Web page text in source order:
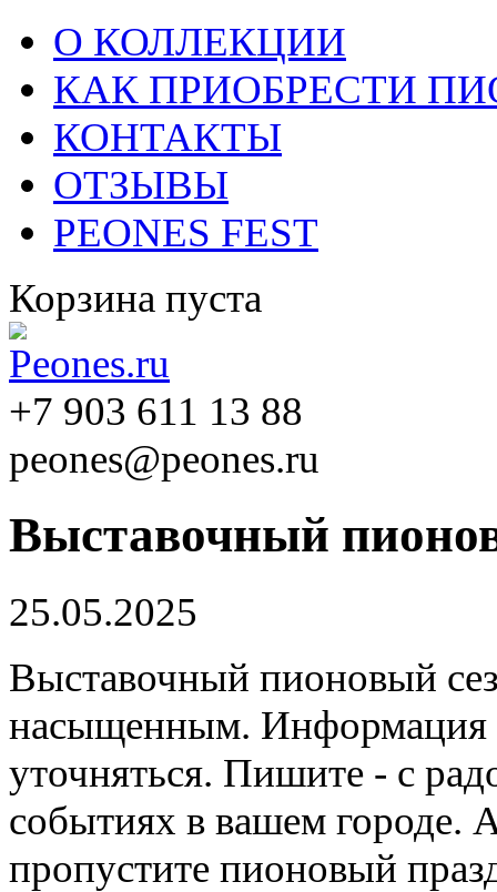
О КОЛЛЕКЦИИ
КАК ПРИОБРЕСТИ
КОНТАКТЫ
ОТЗЫВЫ
PEONES FEST
Корзина пуста
+7 903 611 13 88
peones@peones.ru
Выставочный
25.05.2025
Выставочный пионовый
насыщенным. Информация
уточняться. Пишите - с
событиях в вашем городе.
пропустите пионовый